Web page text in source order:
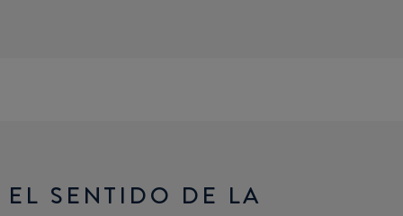
EL SENTIDO DE LA